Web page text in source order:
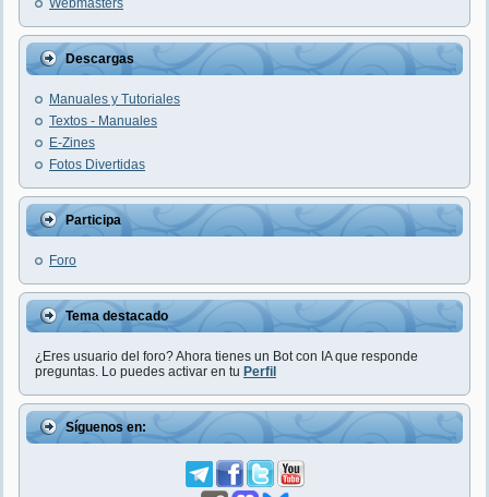
Webmasters
Descargas
Manuales y Tutoriales
Textos - Manuales
E-Zines
Fotos Divertidas
Participa
Foro
Tema destacado
¿Eres usuario del foro? Ahora tienes un Bot con IA que responde
preguntas. Lo puedes activar en tu Perfil
Síguenos en: